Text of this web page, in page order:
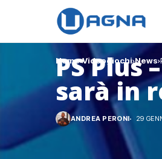
Home Videogiochi News
PS Plus
sarà in
ANDREA PERONI 29